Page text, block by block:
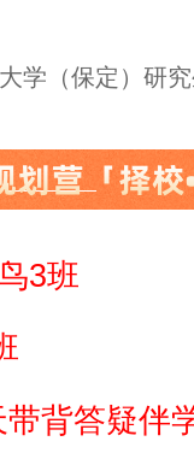
学（保定）研
3班
背答疑伴